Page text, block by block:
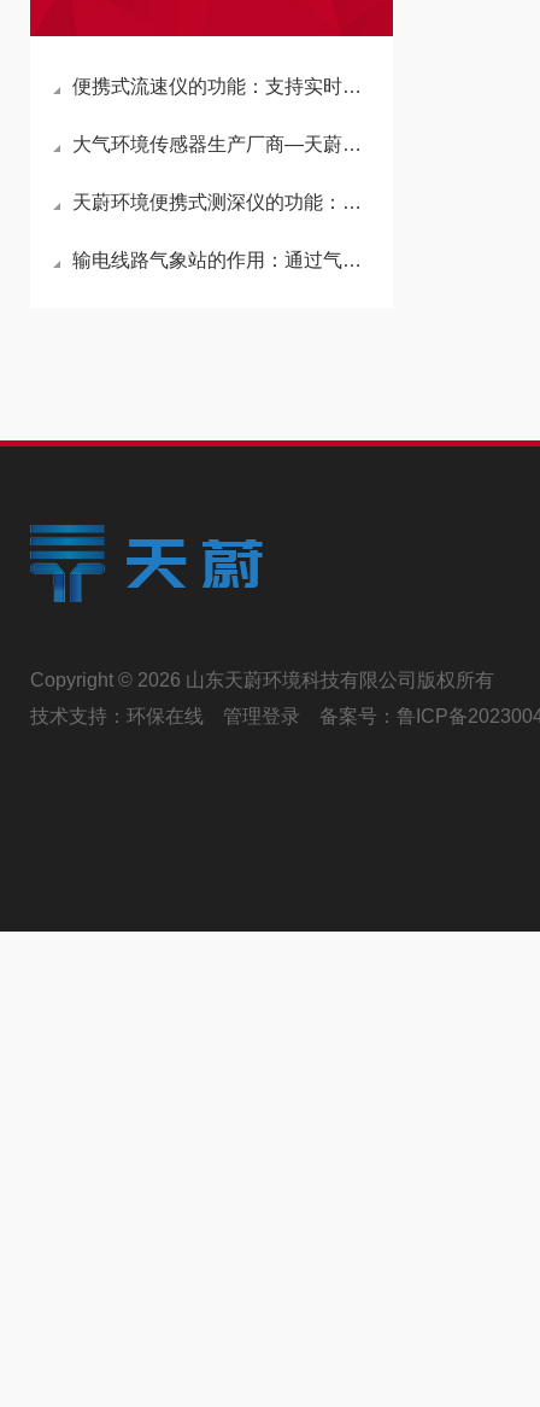
便携式流速仪的功能：支持实时数据查看、存储及一键导出功能
大气环境传感器生产厂商—天蔚环境抗干扰耐候性强、城市环境监测传感设备
天蔚环境便携式测深仪的功能：实时反馈水域深度变化，辅助评估洪水风险
输电线路气象站的作用：通过气象站监测风速、风向，提前采取防护措施
Copyright © 2026 山东天蔚环境科技有限公司版权所有
技术支持： 环保在线 管理登录 备案号： 鲁ICP备